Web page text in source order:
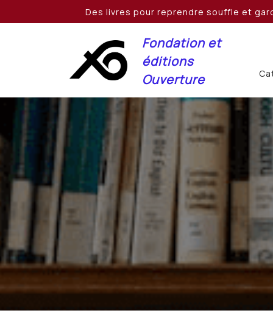
Des livres pour reprendre souffle et
Fondation et
éditions
Ouverture